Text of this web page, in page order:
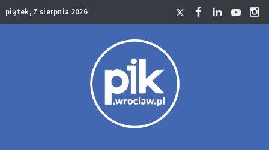
piątek, 7 sierpnia 2026